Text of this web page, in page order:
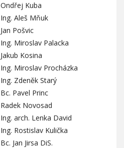
Ondřej Kuba
Ing. Aleš Mňuk
Jan Pošvic
Ing. Miroslav Palacka
Jakub Kosina
Ing. Miroslav Procházka
Ing. Zdeněk Starý
Bc. Pavel Princ
Radek Novosad
Ing. arch. Lenka David
Ing. Rostislav Kulička
Bc. Jan Jirsa DiS.